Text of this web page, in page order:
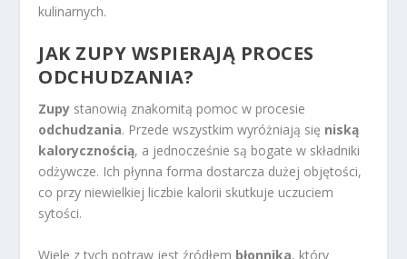
kulinarnych.
JAK ZUPY WSPIERAJĄ PROCES
ODCHUDZANIA?
Zupy stanowią znakomitą pomoc w procesie
odchudzania. Przede wszystkim wyróżniają się niską
kalorycznością, a jednocześnie są bogate w składniki
odżywcze. Ich płynna forma dostarcza dużej objętości,
co przy niewielkiej liczbie kalorii skutkuje uczuciem
sytości.
Wiele z tych potraw jest źródłem błonnika, który